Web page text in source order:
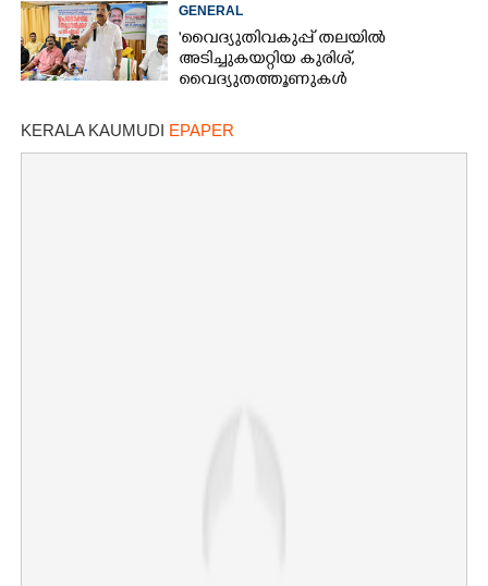
GENERAL
'വൈദ്യുതിവകുപ്പ് തലയിൽ
അടിച്ചുകയറ്റിയ കുരിശ്‌,
വൈദ്യുതത്തൂണുകൾ
വിളിക്കുന്ന കാലമാണിത്'
KERALA KAUMUDI EPAPER